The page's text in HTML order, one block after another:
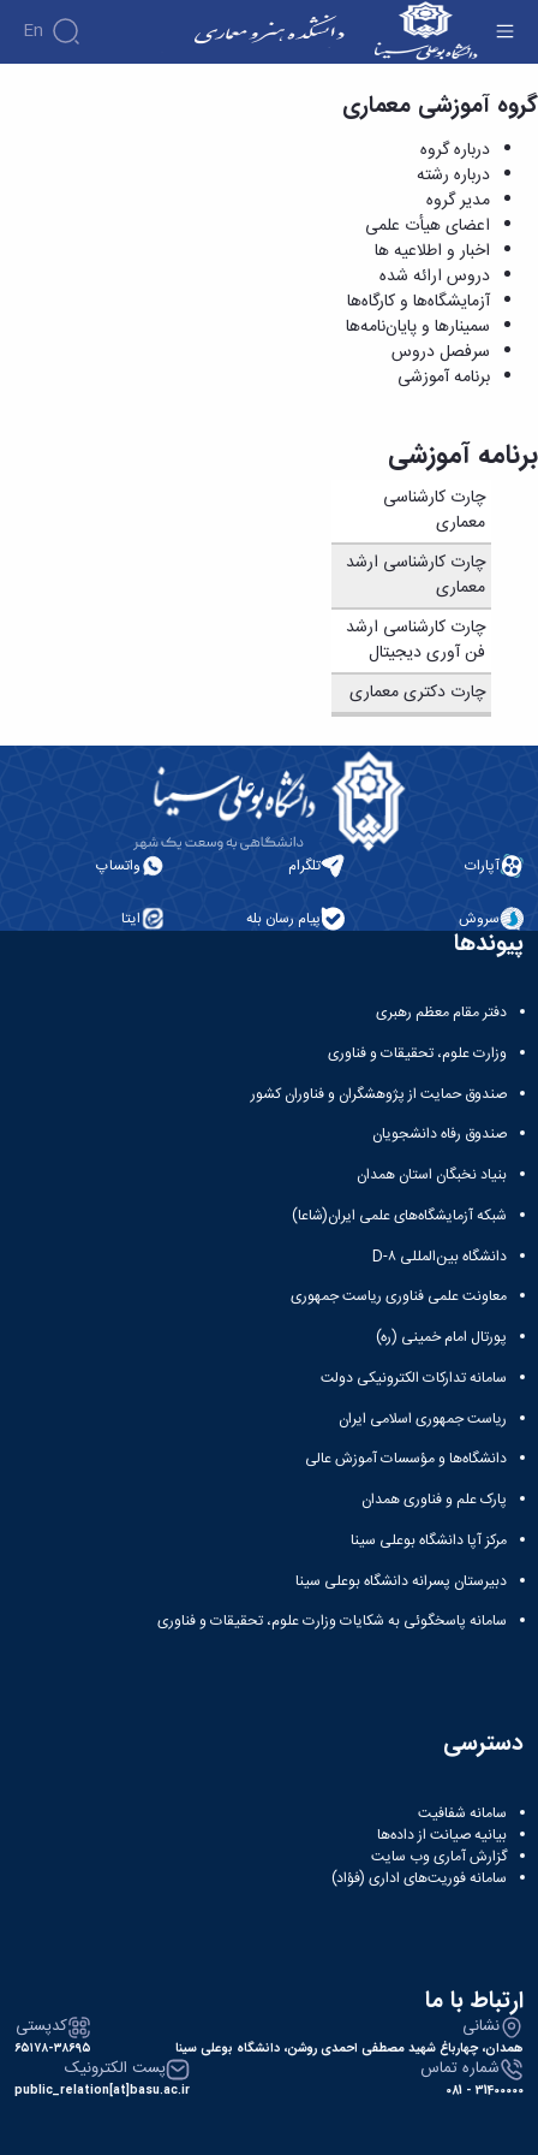
En
برنامه آموزشی - دانشکده هنر و معماری
گروه آموزشی معماری
درباره گروه
درباره رشته
مدیر گروه
اعضای هیأت علمی
اخبار و اطلاعیه ها
دروس ارائه شده
آزمایشگاه‌ها و کارگاه‌ها
سمینارها و پایان‌نامه‌ها
سرفصل دروس
برنامه آموزشی
برنامه آموزشی
چارت کارشناسی
معماری
چارت کارشناسی ارشد
معماری
چارت کارشناسی ارشد
فن آوری دیجیتال
چارت دکتری معماری
آپارات تلگرام واتساپ
سروش پیام رسان بله ایتا
پیوندها
دفتر مقام معظم رهبری
وزارت علوم، تحقیقات و فناوری
صندوق حمایت از پژوهشگران و فناوران کشور
صندوق رفاه دانشجویان
بنیاد نخبگان استان همدان
شبکه آزمایشگاه‌های علمی ایران(شاعا)
دانشگاه بین‌المللی D-۸
معاونت علمی فناوری ریاست جمهوری
پورتال امام خمینی (ره)
سامانه تدارکات الکترونیکی دولت
ریاست جمهوری اسلامی ایران
دانشگاه‌ها و مؤسسات آموزش عالی
پارک علم و فناوری همدان
مرکز آپا دانشگاه بوعلی سینا
دبیرستان پسرانه دانشگاه بوعلی سینا
سامانه پاسخگوئی به شکایات وزارت علوم، تحقیقات و فناوری
دسترسی
سامانه شفافیت
بیانیه صیانت از داده‌ها
گزارش آماری وب‌ سایت
سامانه فوریت‌های اداری (فؤاد)
ارتباط با ما
نشانی
همدان، چهارباغ شهید مصطفی احمدی روشن، دانشگاه بوعلی سینا
کدپستی
۶۵۱۷۸-۳۸۶۹۵
شماره تماس
31400000 - 081
پست الکترونیک
public_relation[at]basu.ac.ir